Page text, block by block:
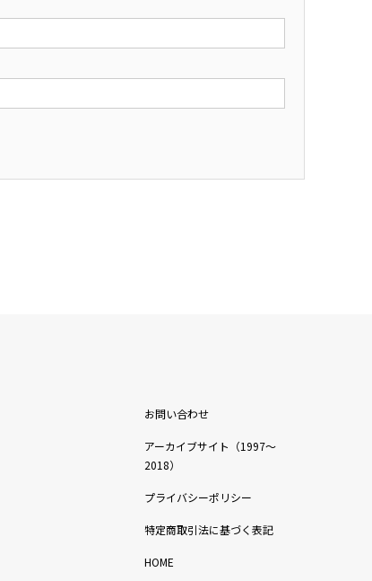
お問い合わせ
アーカイブサイト（1997〜
2018）
プライバシーポリシー
特定商取引法に基づく表記
HOME